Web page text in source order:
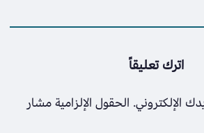
اترك تعليقاً
الإلكتروني. الحقول الإلزامية مشار